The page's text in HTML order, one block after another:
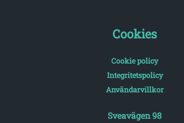
Cookies
Cookie policy
Integritetspolicy
Användarvillkor
Sveavägen 98